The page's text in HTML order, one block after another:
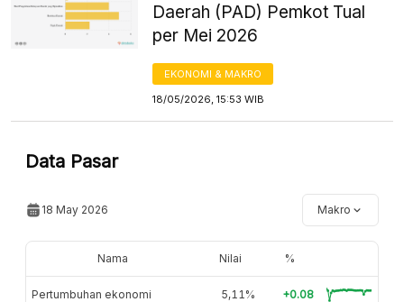
Daerah (PAD) Pemkot Tual
per Mei 2026
EKONOMI & MAKRO
18/05/2026, 15:53 WIB
Data Pasar
18 May 2026 Makro
Nama Nilai %
Pertumbuhan ekonomi 5,11% +0.08